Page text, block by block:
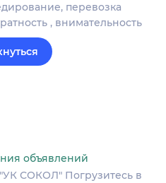
перевозка
, внимательность
объявлений
СОКОЛ" Погрузитесь в